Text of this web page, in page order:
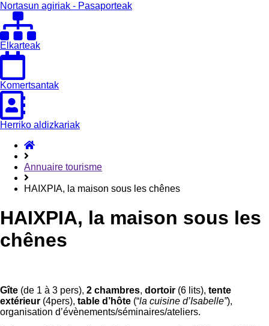
Nortasun agiriak - Pasaporteak
Elkarteak
Komertsantak
Herriko aldizkariak
ongietorri
Annuaire tourisme
HAIXPIA, la maison sous les chênes
HAIXPIA, la maison sous les
chênes
Gîte (de 1 à 3 pers), 2 chambres, dortoir (6 lits), tente
extérieur (4pers), table d’hôte (“la cuisine d’Isabelle”),
organisation d’évènements/séminaires/ateliers.